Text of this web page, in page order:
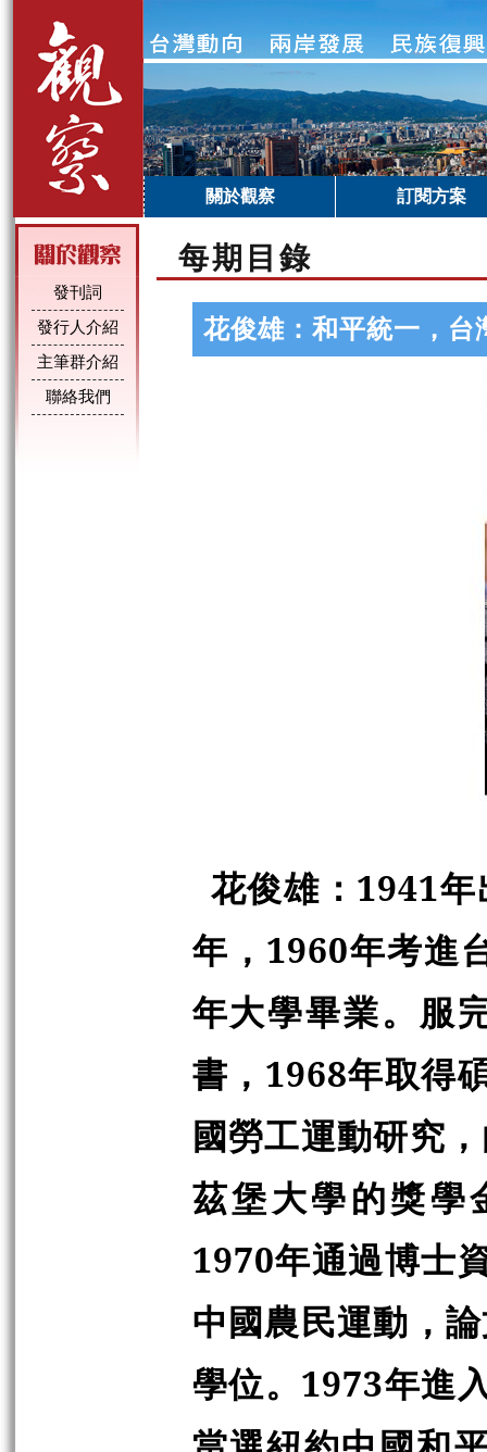
關於觀察 訂閱方案
發刊詞
發行人介紹
主筆群介紹
聯絡我們
每期目錄
花俊雄：和平統一，台
花俊雄 ： 1941年
年，1960年考進
年大學畢業。服
書，1968年取得
國勞工運動研究
茲堡大學的獎學
1970年通過博士
中國農民運動，
學位。1973年進